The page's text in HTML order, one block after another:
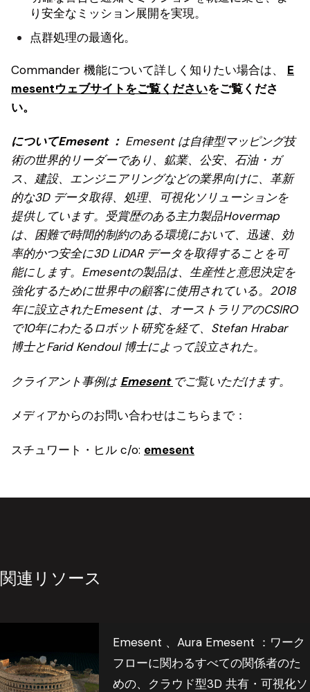
り安全なミッション展開を実現。
点群処理の最適化。
Commander 機能について詳しく知りたい場合は、 E
mesentウェブサイトをご覧くださいをご覧くださ
い。
についてEmesent ： Emesent は自律型マッピング技
術の世界的リーダーであり、鉱業、公安、石油・ガ
ス、建設、エンジニアリングなどの業界向けに、革新
的な3D データ取得、処理、可視化ソリューションを
提供しています。受賞歴のある主力製品Hovermap
は、困難で時間的制約のある環境において、迅速、効
率的かつ安全に3D LiDAR データを取得することを可
能にします。Emesentの製品は、生産性と意思決定を
強化するために世界中の顧客に使用されている。2018
年に設立されたEmesent は、オーストラリアのCSIRO
で10年にわたるロボット研究を経て、Stefan Hrabar
博士とFarid Kendoul 博士によって設立された。
クライアント事例は Emesent でご覧いただけます。
メディアからのお問い合わせはこちらまで：
スチュワート・ヒル c/o: emesent
関連リソース
Emesent 、Aura Emesent ：ワーク
フローに関わるすべての関係者のた
めの、クラウド型3D 共有・可視化ソ